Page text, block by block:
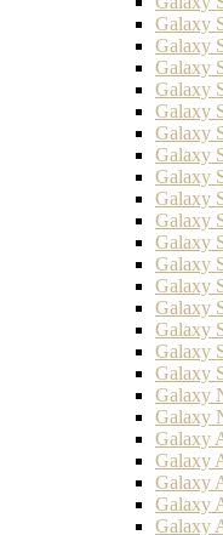
Galaxy
Galaxy
Galaxy
Galaxy
Galaxy
Galaxy
Galaxy
Galaxy
Galaxy
Galaxy
Galaxy
Galaxy
Galaxy
Galaxy
Galaxy
Galaxy
Galaxy
Galaxy
Galaxy
Galaxy
Galaxy
Galaxy
Galaxy
Galaxy